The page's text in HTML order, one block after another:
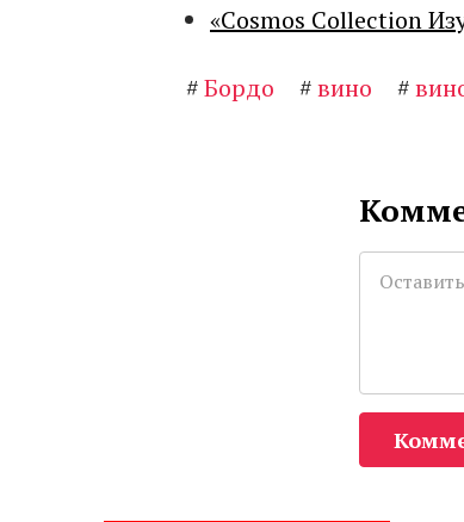
«Cosmos Collection
#Бордо #вино #